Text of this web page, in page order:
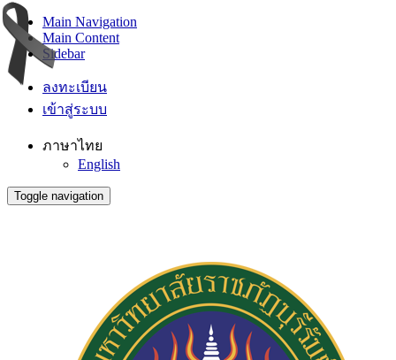
Main Navigation
Main Content
Sidebar
ลงทะเบียน
เข้าสู่ระบบ
ภาษาไทย
English
Toggle navigation